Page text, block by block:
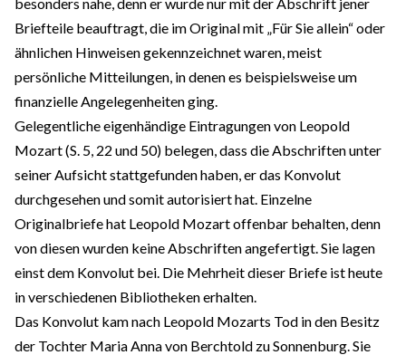
Briefteile beauftragt, die im Original mit „Für Sie allein“ oder
ähnlichen Hinweisen gekennzeichnet waren, meist
persönliche Mitteilungen, in denen es beispielsweise um
finanzielle Angelegenheiten ging.
Gelegentliche eigenhändige Eintragungen von Leopold
Mozart (S. 5, 22 und 50) belegen, dass die Abschriften unter
seiner Aufsicht stattgefunden haben, er das Konvolut
durchgesehen und somit autorisiert hat. Einzelne
Originalbriefe hat Leopold Mozart offenbar behalten, denn
von diesen wurden keine Abschriften angefertigt. Sie lagen
einst dem Konvolut bei. Die Mehrheit dieser Briefe ist heute
in verschiedenen Bibliotheken erhalten.
Das Konvolut kam nach Leopold Mozarts Tod in den Besitz
der Tochter Maria Anna von Berchtold zu Sonnenburg. Sie